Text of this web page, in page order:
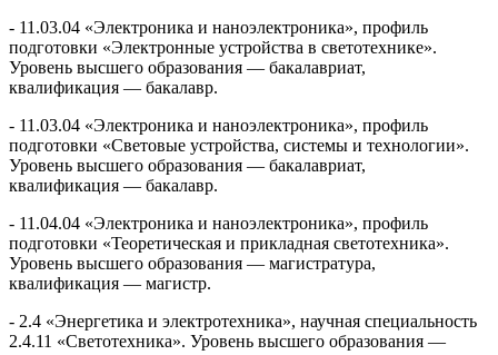
- 11.03.04 «Электроника и наноэлектроника», профиль
подготовки «Электронные устройства в светотехнике».
Уровень высшего образования — бакалавриат,
квалификация — бакалавр.
- 11.03.04 «Электроника и наноэлектроника», профиль
подготовки «Световые устройства, системы и технологии».
Уровень высшего образования — бакалавриат,
квалификация — бакалавр.
- 11.04.04 «Электроника и наноэлектроника», профиль
подготовки «Теоретическая и прикладная светотехника».
Уровень высшего образования — магистратура,
квалификация — магистр.
- 2.4 «Энергетика и электротехника», научная специальность
2.4.11 «Светотехника». Уровень высшего образования —